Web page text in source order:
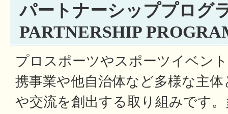
パートナーシッププログ
PARTNERSHIP
プロスポーツやスポーツイベン
携事業や他自治体など多様な主
や交流を創出する取り組みです